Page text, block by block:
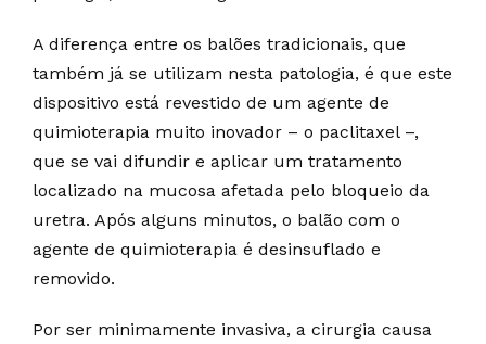
A diferença entre os balões tradicionais, que
também já se utilizam nesta patologia, é que este
dispositivo está revestido de um agente de
quimioterapia muito inovador – o paclitaxel –,
que se vai difundir e aplicar um tratamento
localizado na mucosa afetada pelo bloqueio da
uretra. Após alguns minutos, o balão com o
agente de quimioterapia é desinsuflado e
removido.
Por ser minimamente invasiva, a cirurgia causa